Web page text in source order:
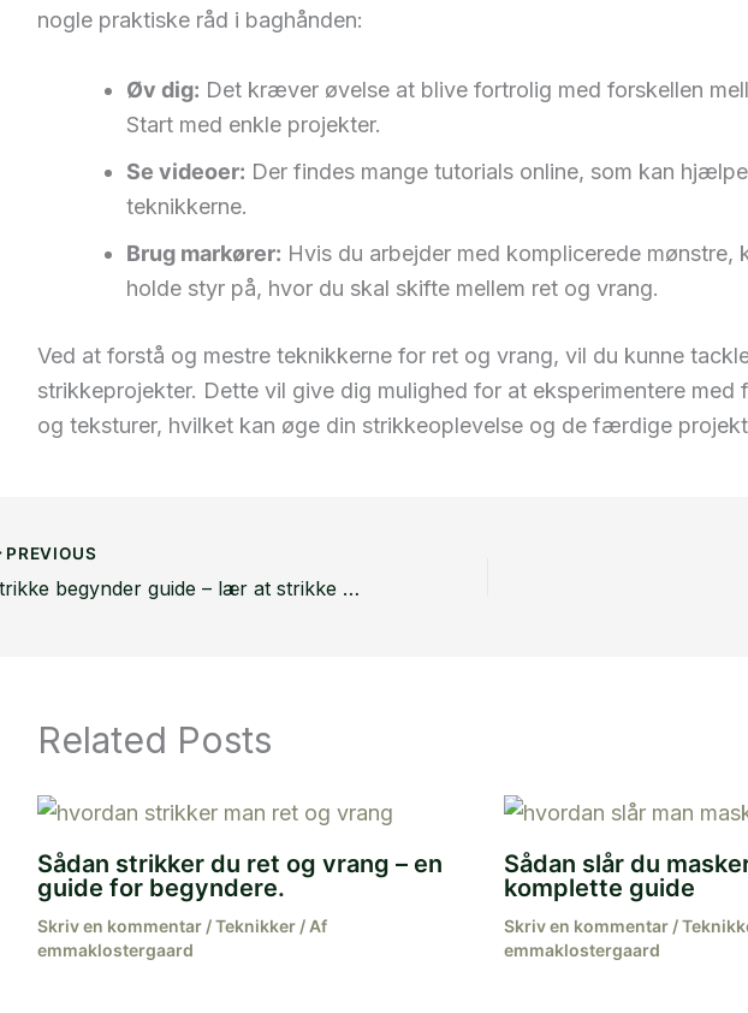
nogle praktiske råd i baghånden:
Øv dig: Det kræver øvelse at blive fortrolig med forskellen
Start med enkle projekter.
Se videoer: Der findes mange tutorials online, som kan
teknikkerne.
Brug markører: Hvis du arbejder med komplicerede mønstre,
holde styr på, hvor du skal skifte mellem ret og vrang.
Ved at forstå og mestre teknikkerne for ret og vrang, vil du kunne
strikkeprojekter. Dette vil give dig mulighed for at eksperimentere med
og teksturer, hvilket kan øge din strikkeoplevelse og de færdige
PREVIOUS
Strikke begynder guide – lær at strikke som nybegynder
Related Posts
Sådan strikker du ret og vrang – en
guide for begyndere.
Skriv en kommentar /Teknikker / Af
emmaklostergaard
Sådan slår du
komplette guide
Skriv en kommentar /
emmaklostergaard